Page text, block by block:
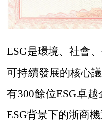
ESG是環境、社會
可持續發展的核心
有300餘位ESG卓
ESG背景下的浙商機